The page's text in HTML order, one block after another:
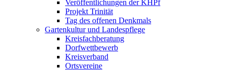
Veröffentlichungen der KHPf
Projekt Trinität
Tag des offenen Denkmals
Gartenkultur und Landespflege
Kreisfachberatung
Dorfwettbewerb
Kreisverband
Ortsvereine